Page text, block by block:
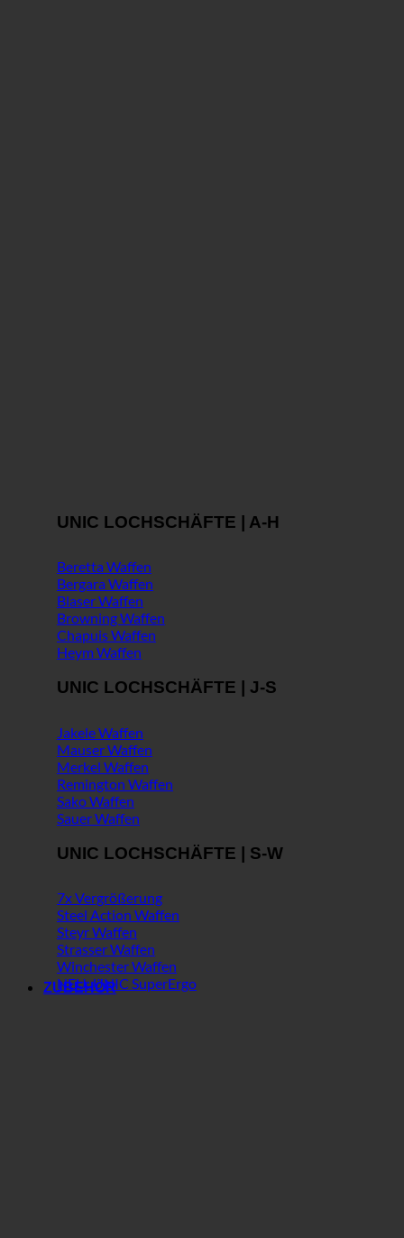
UNIC LOCHSCHÄFTE | A-H
Beretta Waffen
Bergara Waffen
Blaser Waffen
Browning Waffen
Chapuis Waffen
Heym Waffen
UNIC LOCHSCHÄFTE | J-S
Jakele Waffen
Mauser Waffen
Merkel Waffen
Remington Waffen
Sako Waffen
Sauer Waffen
UNIC LOCHSCHÄFTE | S-W
7x Vergrößerung
Steel Action Waffen
Steyr Waffen
Strasser Waffen
Winchester Waffen
NEU: UNIC SuperErgo
ZUBEHÖR